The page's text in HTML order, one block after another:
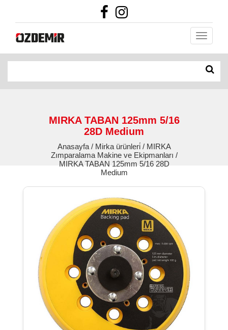
MIRKA TABAN 125mm 5/16
28D Medium
Anasayfa / Mirka ürünleri̇ / MIRKA
Zımparalama Makine ve Ekipmanları /
MIRKA TABAN 125mm 5/16 28D
Medium